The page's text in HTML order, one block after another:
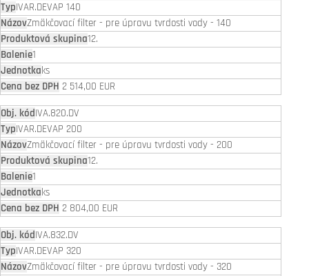
IVAR.DEVAP 140
Zmäkčovací filter - pre úpravu tvrdosti vody - 140
12.
1
ks
2 514,00 EUR
IVA.820.DV
IVAR.DEVAP 200
Zmäkčovací filter - pre úpravu tvrdosti vody - 200
12.
1
ks
2 804,00 EUR
IVA.832.DV
IVAR.DEVAP 320
Zmäkčovací filter - pre úpravu tvrdosti vody - 320